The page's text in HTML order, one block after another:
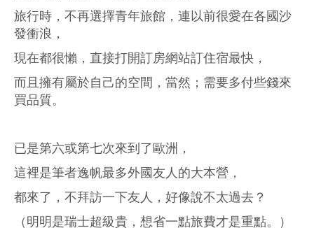
旅行時，不再選擇青年旅館，連以前很愛在各國沙
發衝浪，
現在都很懶，直接打開訂房網站訂住宿最快，
而且擁有屬於自己的空間，當然；需要多付些錢來
買品質。
已是第六或第七次來到了歐洲，
這裡是筆者逸帆最多外國友人的大本營，
都來了，不拜訪一下友人，好像說不太過去？
（明明是瑞士超級貴，想省一點旅費才是重點。）